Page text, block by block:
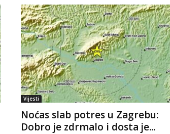
Vijesti
Noćas slab potres u Zagrebu:
Dobro je zdrmalo i dosta je...